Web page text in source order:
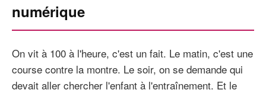
numérique
On vit à 100 à l'heure, c'est un fait. Le matin, c'est une
course contre la montre. Le soir, on se demande qui
devait aller chercher l'enfant à l'entraînement. Et le